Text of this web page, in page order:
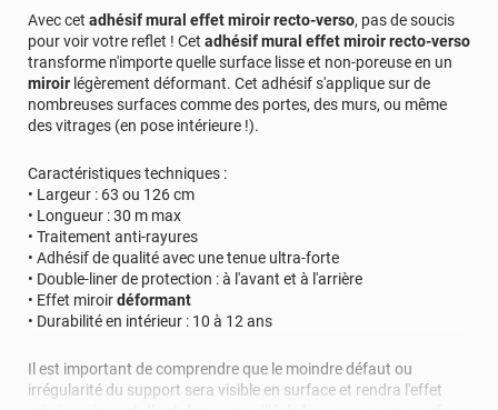
Avec cet adhésif mural effet miroir recto-verso, pas de soucis
pour voir votre reflet ! Cet adhésif mural effet miroir recto-verso
transforme n'importe quelle surface lisse et non-poreuse en un
miroir légèrement déformant. Cet adhésif s'applique sur de
nombreuses surfaces comme des portes, des murs, ou même
des vitrages (en pose intérieure !).
Caractéristiques techniques :
• Largeur : 63 ou 126 cm
• Longueur : 30 m max
• Traitement anti-rayures
• Adhésif de qualité avec une tenue ultra-forte
• Double-liner de protection : à l'avant et à l'arrière
• Effet miroirdéformant
• Durabilité en intérieur : 10 à 12 ans
Il est important de comprendre que le moindre défaut ou
irrégularité du support sera visible en surface et rendra l'effet